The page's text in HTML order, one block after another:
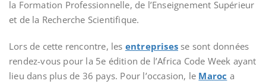
la Formation Professionnelle, de l’Enseignement Supérieur
et de la Recherche Scientifique.
Lors de cette rencontre, les entreprises se sont données
rendez-vous pour la 5e édition de l’Africa Code Week ayant
lieu dans plus de 36 pays. Pour l’occasion, le Maroc a